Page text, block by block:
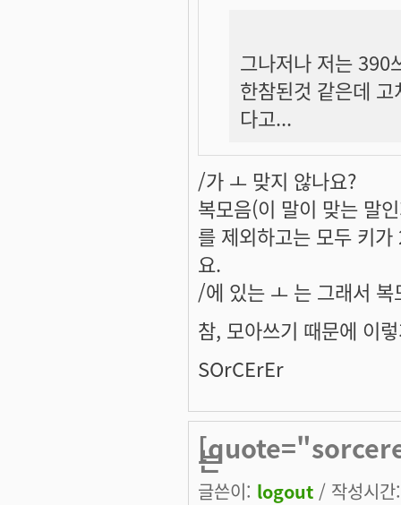
그나저나 저는 390
한참된것 같은데
다고...
/가 ㅗ 맞지 않나요?
복모음(이 말이 맞는 말
를 제외하고는 모두 키
요.
/에 있는 ㅗ 는 그래서
참, 모아쓰기 때문에 이
SOrCErEr
는
글쓴이: logout / 작성시